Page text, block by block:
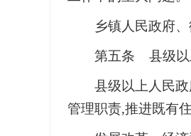
乡镇人民政府
第五条 县级以
县级以上人民
管理职责,推进既有